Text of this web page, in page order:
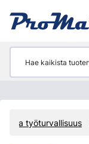
ja työturvallisuus